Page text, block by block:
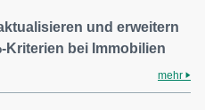
und erweitern
Kriterien bei Immobilien
mehr